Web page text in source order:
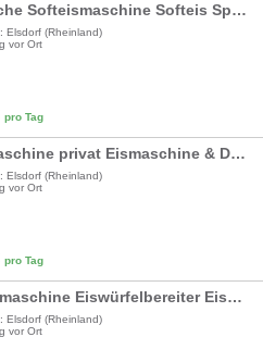
Gewerbliche Softeismaschine Softeis Speiseeis 3 Geschmacksrichtungen 6 l – 2200 W für Ihr Gewerbe
Elsdorf (Rheinland)
vor Ort
pro Tag
Softeismaschine privat Eismaschine & Dessertmaschine 3 Behältern 7 Programmen Softeis Milchshakes
Elsdorf (Rheinland)
vor Ort
pro Tag
Eiswürfelmaschine Eiswürfelbereiter Eiswürfel in 6-8 Minuten geräuscharmer Betrieb 120 W
Elsdorf (Rheinland)
vor Ort